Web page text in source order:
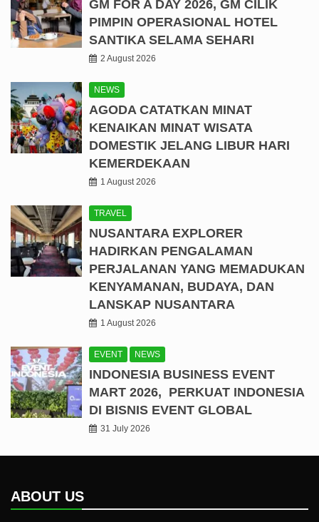
GM FOR A DAY 2026, GM CILIK
PIMPIN OPERASIONAL HOTEL
SANTIKA SELAMA SEHARI
2 August 2026
NEWS
AGODA CATATKAN MINAT
KENAIKAN MINAT WISATA
DOMESTIK JELANG LIBUR HARI
KEMERDEKAAN
1 August 2026
TRAVEL
NUSANTARA EXPLORER
HADIRKAN PENGALAMAN
PERJALANAN YANG MEMADUKAN
KENYAMANAN, BUDAYA, DAN
LANSKAP NUSANTARA
1 August 2026
EVENT NEWS
INDONESIA BUSINESS EVENT
MART 2026, PERKUAT INDONESIA
DI BISNIS EVENT GLOBAL
31 July 2026
ABOUT US